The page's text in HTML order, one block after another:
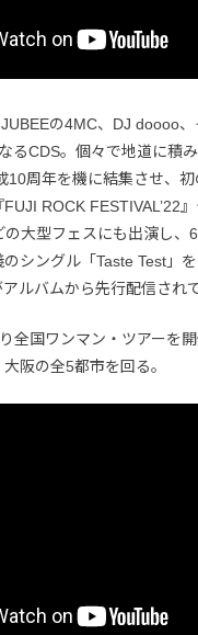
の4MC、DJ doooo
るCDS。個々で地道に積
10周年を機に結集させ、
ROCK FESTIVAL’22
大型フェスにも出演し、
シングル「Taste Test」
ルバムから先行配信され
全国ワンマン・ツアーを
阪の全5都市を回る。